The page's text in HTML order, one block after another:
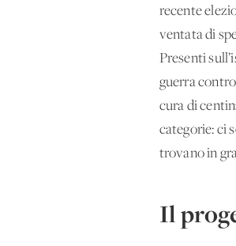
recente
ventata di
Presenti
guerra
cura di
categorie: ci
trovano in
Il